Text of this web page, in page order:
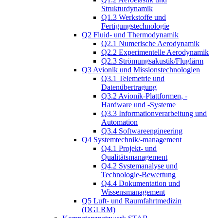
Strukturdynamik
Q1.3 Werkstoffe und
Fertigungstechnologie
Q2 Fluid- und Thermodynamik
Q2.1 Numerische Aerodynamik
Q2.2 Experimentelle Aerodynamik
Q2.3 Strömungsakustik/Fluglärm
Q3 Avionik und Missionstechnologien
Q3.1 Telemetrie und
Datenübertragung
Q3.2 Avionik-Plattformen, -
Hardware und -Systeme
Q3.3 Informationverarbeitung und
Automation
Q3.4 Softwareengineering
Q4 Systemtechnik/-management
Q4.1 Projekt- und
Qualitätsmanagement
Q4.2 Systemanalyse und
Technologie-Bewertung
Q4.4 Dokumentation und
Wissensmanagement
Q5 Luft- und Raumfahrtmedizin
(DGLRM)